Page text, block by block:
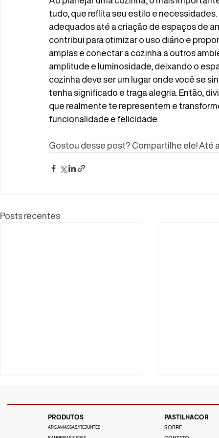
tudo, que reflita seu estilo e
adequados até a criação de espaços de
contribui para otimizar o uso diário e
amplas e conectar a cozinha a outros
amplitude e luminosidade, deixando o
cozinha deve ser um lugar onde você se
tenha significado e traga alegria. Então,
que realmente te representem e
funcionalidade e felicidade.
Gostou desse post? Compartilhe ele! Até
Posts recentes
PRODUTOS
ARGAMASSAS/REJUNTES
PASTILHACOR
SOBRE